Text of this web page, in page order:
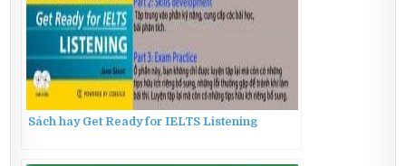
Sách hay Get Ready for IELTS Listening